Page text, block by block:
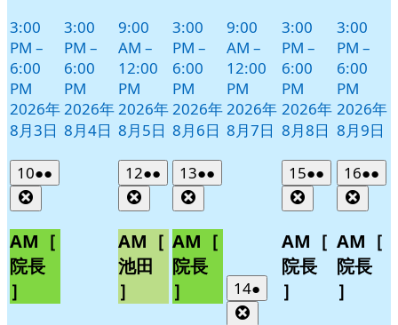
3:00
PM –
6:00
PM
2026年
8月3日
3:00
PM –
6:00
PM
2026年
8月4日
9:00
AM –
12:00
PM
2026年
8月5日
3:00
PM –
6:00
PM
2026年
8月6日
9:00
AM –
12:00
PM
2026年
8月7日
3:00
PM –
6:00
PM
2026年
8月8日
3:00
PM –
6:00
PM
2026年
8月9日
102026
年
8
月
10
日
●●
件
イ
ベ
ト)
AM［
院長
］
122026
年
8
月
12
日
●●
件
の
イ
ベ
ン
ト)
AM［
池田
］
132026
年
8
月
13
日
●●
件
イ
ベ
ン
ト)
AM［
院長
］
142026
年
●
件
152026
年
8
月
15
日
●●
件
の
イ
ベ
ン
ト)
AM［
院長
］
162026
年
8
月
16
日
●●
件
イ
ベ
AM［
院長
］